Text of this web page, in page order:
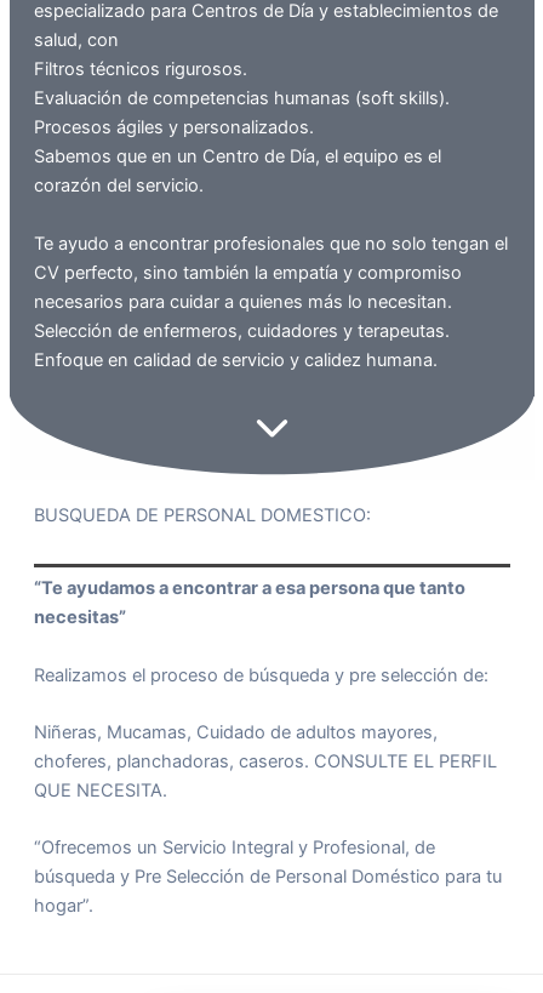
especializado para Centros de Día y establecimientos de
salud, con
​Filtros técnicos rigurosos.
​Evaluación de competencias humanas (soft skills).
​Procesos ágiles y personalizados.
Sabemos que en un Centro de Día, el equipo es el
corazón del servicio.
Te ayudo a encontrar profesionales que no solo tengan el
CV perfecto, sino también la empatía y compromiso
necesarios para cuidar a quienes más lo necesitan.
​Selección de enfermeros, cuidadores y terapeutas.
​Enfoque en calidad de servicio y calidez humana.
BUSQUEDA DE PERSONAL DOMESTICO:
“Te ayudamos a encontrar a esa persona que tanto
necesitas”
Realizamos el proceso de búsqueda y pre selección de:
Niñeras, Mucamas, Cuidado de adultos mayores,
choferes, planchadoras, caseros. CONSULTE EL PERFIL
QUE NECESITA.
“Ofrecemos un Servicio Integral y Profesional, de
búsqueda y Pre Selección de Personal Doméstico para tu
hogar”.